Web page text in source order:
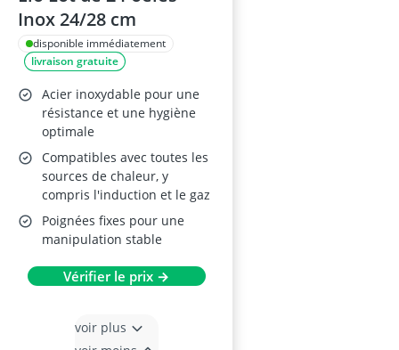
Inox 24/28 cm
disponible immédiatement
livraison gratuite
Acier inoxydable pour une
résistance et une hygiène
optimale
Compatibles avec toutes les
sources de chaleur, y
compris l'induction et le gaz
Poignées fixes pour une
manipulation stable
Vérifier le prix →
voir plus